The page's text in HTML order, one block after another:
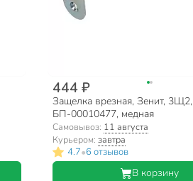
444 ₽
Защелка врезная, Зенит, 3Щ2,
БП-00010477, медная
Самовывоз: 11 августа
Курьером:завтра
4.7•6 отзывов
В корзину